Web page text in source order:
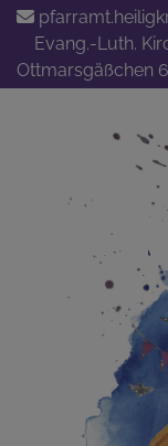
Direkt
zum
Inhalt
Evang.-Luth.
Ottmarsgäßchen 6